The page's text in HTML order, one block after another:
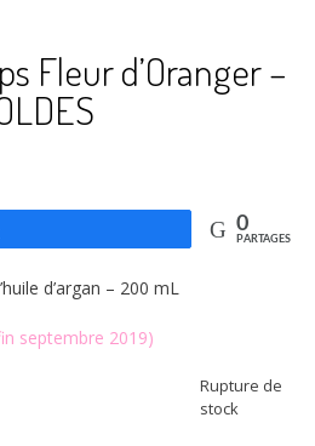
Fleur d’Oranger –
:
0
PARTAGES
d’argan – 200 mL
septembre 2019)
Rupture de
stock